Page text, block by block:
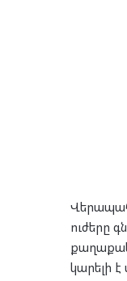
Վերապահ
ուժերը
կարելի